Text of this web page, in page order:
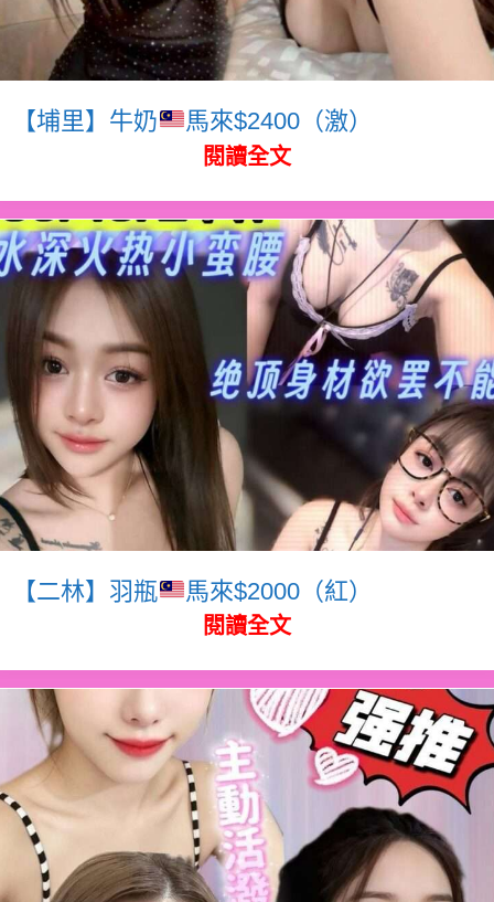
【埔里】牛奶 馬來$2400（激）
閱讀全文
【二林】羽瓶 馬來$2000（紅）
閱讀全文